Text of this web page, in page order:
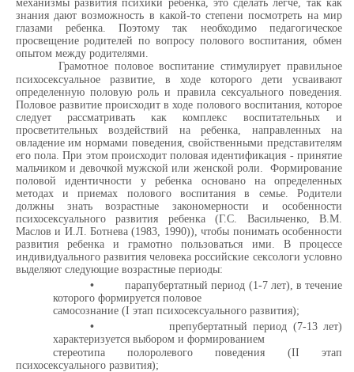
механизмы развития психики ребенка, это сделать легче, так как
знания дают возможность в какой-то степени посмотреть на мир
глазами ребенка. Поэтому так необходимо педагогическое
просвещение родителей по вопросу полового воспитания, обмен
опытом между родителями.
Грамотное половое воспитание стимулирует правильное
психосексуальное развитие, в ходе которого дети усваивают
определенную половую роль и правила сексуального поведения.
Половое развитие происходит в ходе полового воспитания, которое
следует рассматривать как комплекс воспитательных и
просветительных воздействий на ребенка, направленных на
овладение им нормами поведения, свойственными представителям
его пола. При этом происходит половая идентификация - принятие
мальчиком и девочкой мужской или женской роли. Формирование
половой идентичности у ребенка основано на определенных
методах и приемах полового воспитания в семье. Родители
должны знать возрастные закономерности и особенности
психосексуального развития ребенка (Г.С. Васильченко, В.М.
Маслов и И.Л. Ботнева (1983, 1990)), чтобы понимать особенности
развития ребенка и грамотно пользоваться ими. В процессе
индивидуального развития человека российские сексологи условно
выделяют следующие возрастные периоды:
•
парапубертатный период (1-7 лет), в течение
которого формируется половое
самосознание (I этап психосексуального развития);
•
препубертатный период (7-13 лет)
характеризуется выбором и формированием
стереотипа полоролевого поведения (II этап
психосексуального развития);